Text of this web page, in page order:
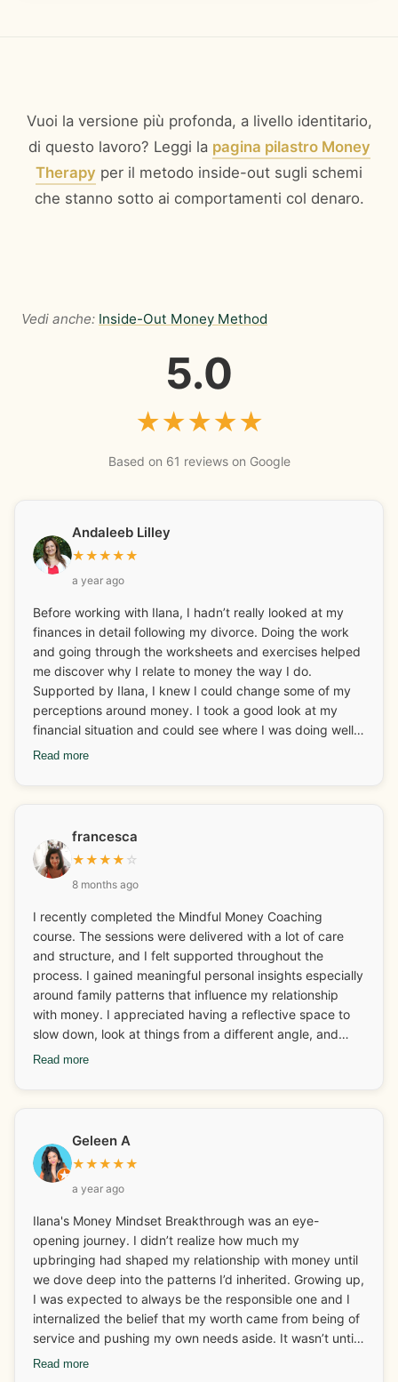
Vuoi la versione più profonda, a livello identitario,
di questo lavoro? Leggi la pagina pilastro Money
Therapy per il metodo inside-out sugli schemi
che stanno sotto ai comportamenti col denaro.
Vedi anche: Inside-Out Money Method
5.0
★★★★★
Based on 61 reviews on Google
Andaleeb Lilley
★★★★★
a year ago
Before working with Ilana, I hadn’t really looked at my
finances in detail following my divorce. Doing the work
and going through the worksheets and exercises helped
me discover why I relate to money the way I do.
Supported by Ilana, I knew I could change some of my
perceptions around money. I took a good look at my
financial situation and could see where I was doing well
and what I needed to look at and adjust. I really enjoyed
some behaviours around finances too which I have stuck
with which I am very happy about! The fear around
money and finances has gone and I have more fun with it
now too. One of my mantras has always been “I will
do” and this has only been reinforced. Ilana is also great
at connecting you with other businesses for collaboration
and networking. The weekly calls are an added bonus
and a lovely way to connect and set goals for the week.
Thank you Ilana!
Read more
francesca
★★★★ ☆
8 months ago
I recently completed the Mindful Money Coaching
course. The sessions were delivered with a lot of care
and structure, and I felt supported throughout the
process. I gained meaningful personal insights especially
around family patterns that influence my relationship
with money. I appreciated having a reflective space to
slow down, look at things from a different angle, and
reconnect with ideas I hadn’t thought about in a while. It
was helpful for me.
Read more
Geleen A
★★★★★
a year ago
Ilana's Money Mindset Breakthrough was an eye-
opening journey. I didn’t realize how much my
upbringing had shaped my relationship with money until
we dove deep into the patterns I’d inherited. Growing up,
I was expected to always be the responsible one and I
internalized the belief that my worth came from being of
service and pushing my own needs aside. It wasn’t until I
started looking at those deep-rooted beliefs that I
Read more